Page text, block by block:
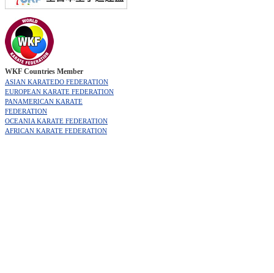
WKF Countries Member
ASIAN KARATEDO FEDERATION
EUROPEAN KARATE FEDERATION
PANAMERICAN KARATE
FEDERATION
OCEANIA KARATE FEDERATION
AFRICAN KARATE FEDERATION